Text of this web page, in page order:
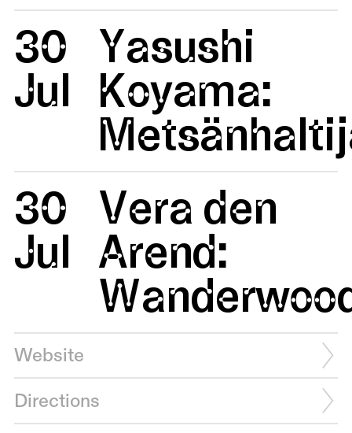
30
Jul
Yasushi
Koyama:
30
Jul
Vera den
Arend:
Website
Directions